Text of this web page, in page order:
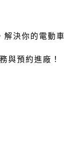
決你的電動車
與預約進廠！